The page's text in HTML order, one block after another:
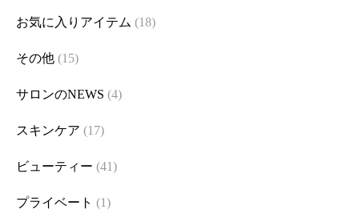
お気に入りアイテム (18)
その他 (15)
サロンのNEWS (4)
スキンケア (17)
ビューティー (41)
プライベート (1)